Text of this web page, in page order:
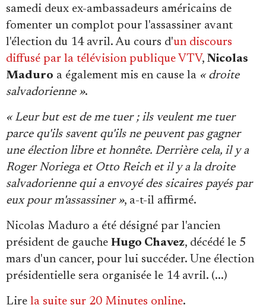
Demander à Vera
samedi deux ex-ambassadeurs américains de
fomenter un complot pour l'assassiner avant
l'élection du 14 avril. Au cours d'un discours
diffusé par la télévision publique VTV, Nicolas
Maduro a également mis en cause la « droite
salvadorienne ».
« Leur but est de me tuer ; ils veulent me tuer
parce qu'ils savent qu'ils ne peuvent pas gagner
une élection libre et honnête. Derrière cela, il y a
Roger Noriega et Otto Reich et il y a la droite
salvadorienne qui a envoyé des sicaires payés par
eux pour m'assassiner », a-t-il affirmé.
Nicolas Maduro a été désigné par l'ancien
président de gauche Hugo Chavez, décédé le 5
mars d'un cancer, pour lui succéder. Une élection
présidentielle sera organisée le 14 avril. (...)
Lire la suite sur 20 Minutes online.